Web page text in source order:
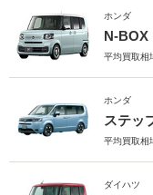
ホンダ
N-BOX
平均買取相
ホンダ
ステッ
平均買取相
ダイハツ